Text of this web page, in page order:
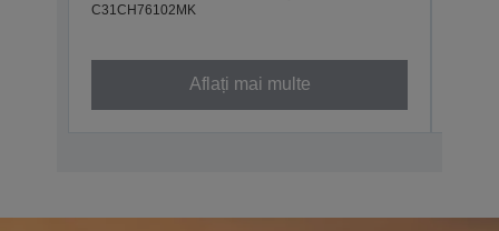
C31CH76102MK
Aflați mai multe